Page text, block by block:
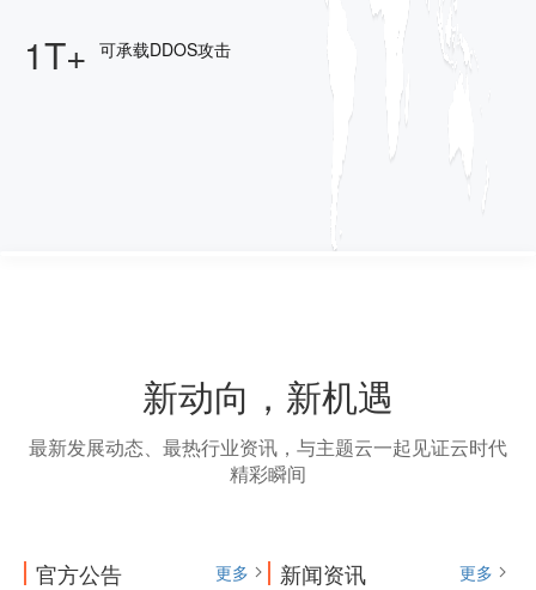
1T+ 可承载DDOS攻击
新动向，新机遇
最新发展动态、最热行业资讯，与主题云一起见证云时代
精彩瞬间
官方公告 更多 新闻资讯 更多